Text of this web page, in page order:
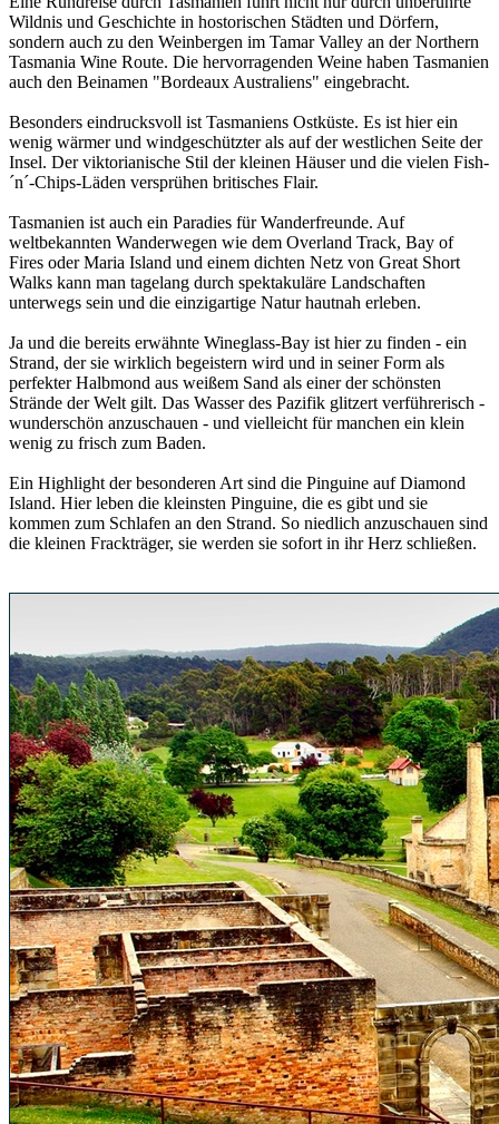
Wildnis und Geschichte in hostorischen Städten und Dörfern,
sondern auch zu den Weinbergen im Tamar Valley an der Northern
Tasmania Wine Route. Die hervorragenden Weine haben Tasmanien
auch den Beinamen "Bordeaux Australiens" eingebracht.
Besonders eindrucksvoll ist Tasmaniens Ostküste. Es ist hier ein
wenig wärmer und windgeschützter als auf der westlichen Seite der
Insel. Der viktorianische Stil der kleinen Häuser und die vielen Fish-
´n´-Chips-Läden versprühen britisches Flair.
Tasmanien ist auch ein Paradies für Wanderfreunde. Auf
weltbekannten Wanderwegen wie dem Overland Track, Bay of
Fires oder Maria Island und einem dichten Netz von Great Short
Walks kann man tagelang durch spektakuläre Landschaften
unterwegs sein und die einzigartige Natur hautnah erleben.
Ja und die bereits erwähnte Wineglass-Bay ist hier zu finden - ein
Strand, der sie wirklich begeistern wird und in seiner Form als
perfekter Halbmond aus weißem Sand als einer der schönsten
Strände der Welt gilt. Das Wasser des Pazifik glitzert verführerisch -
wunderschön anzuschauen - und vielleicht für manchen ein klein
wenig zu frisch zum Baden.
Ein Highlight der besonderen Art sind die Pinguine auf Diamond
Island. Hier leben die kleinsten Pinguine, die es gibt und sie
kommen zum Schlafen an den Strand. So niedlich anzuschauen sind
die kleinen Frackträger, sie werden sie sofort in ihr Herz schließen.